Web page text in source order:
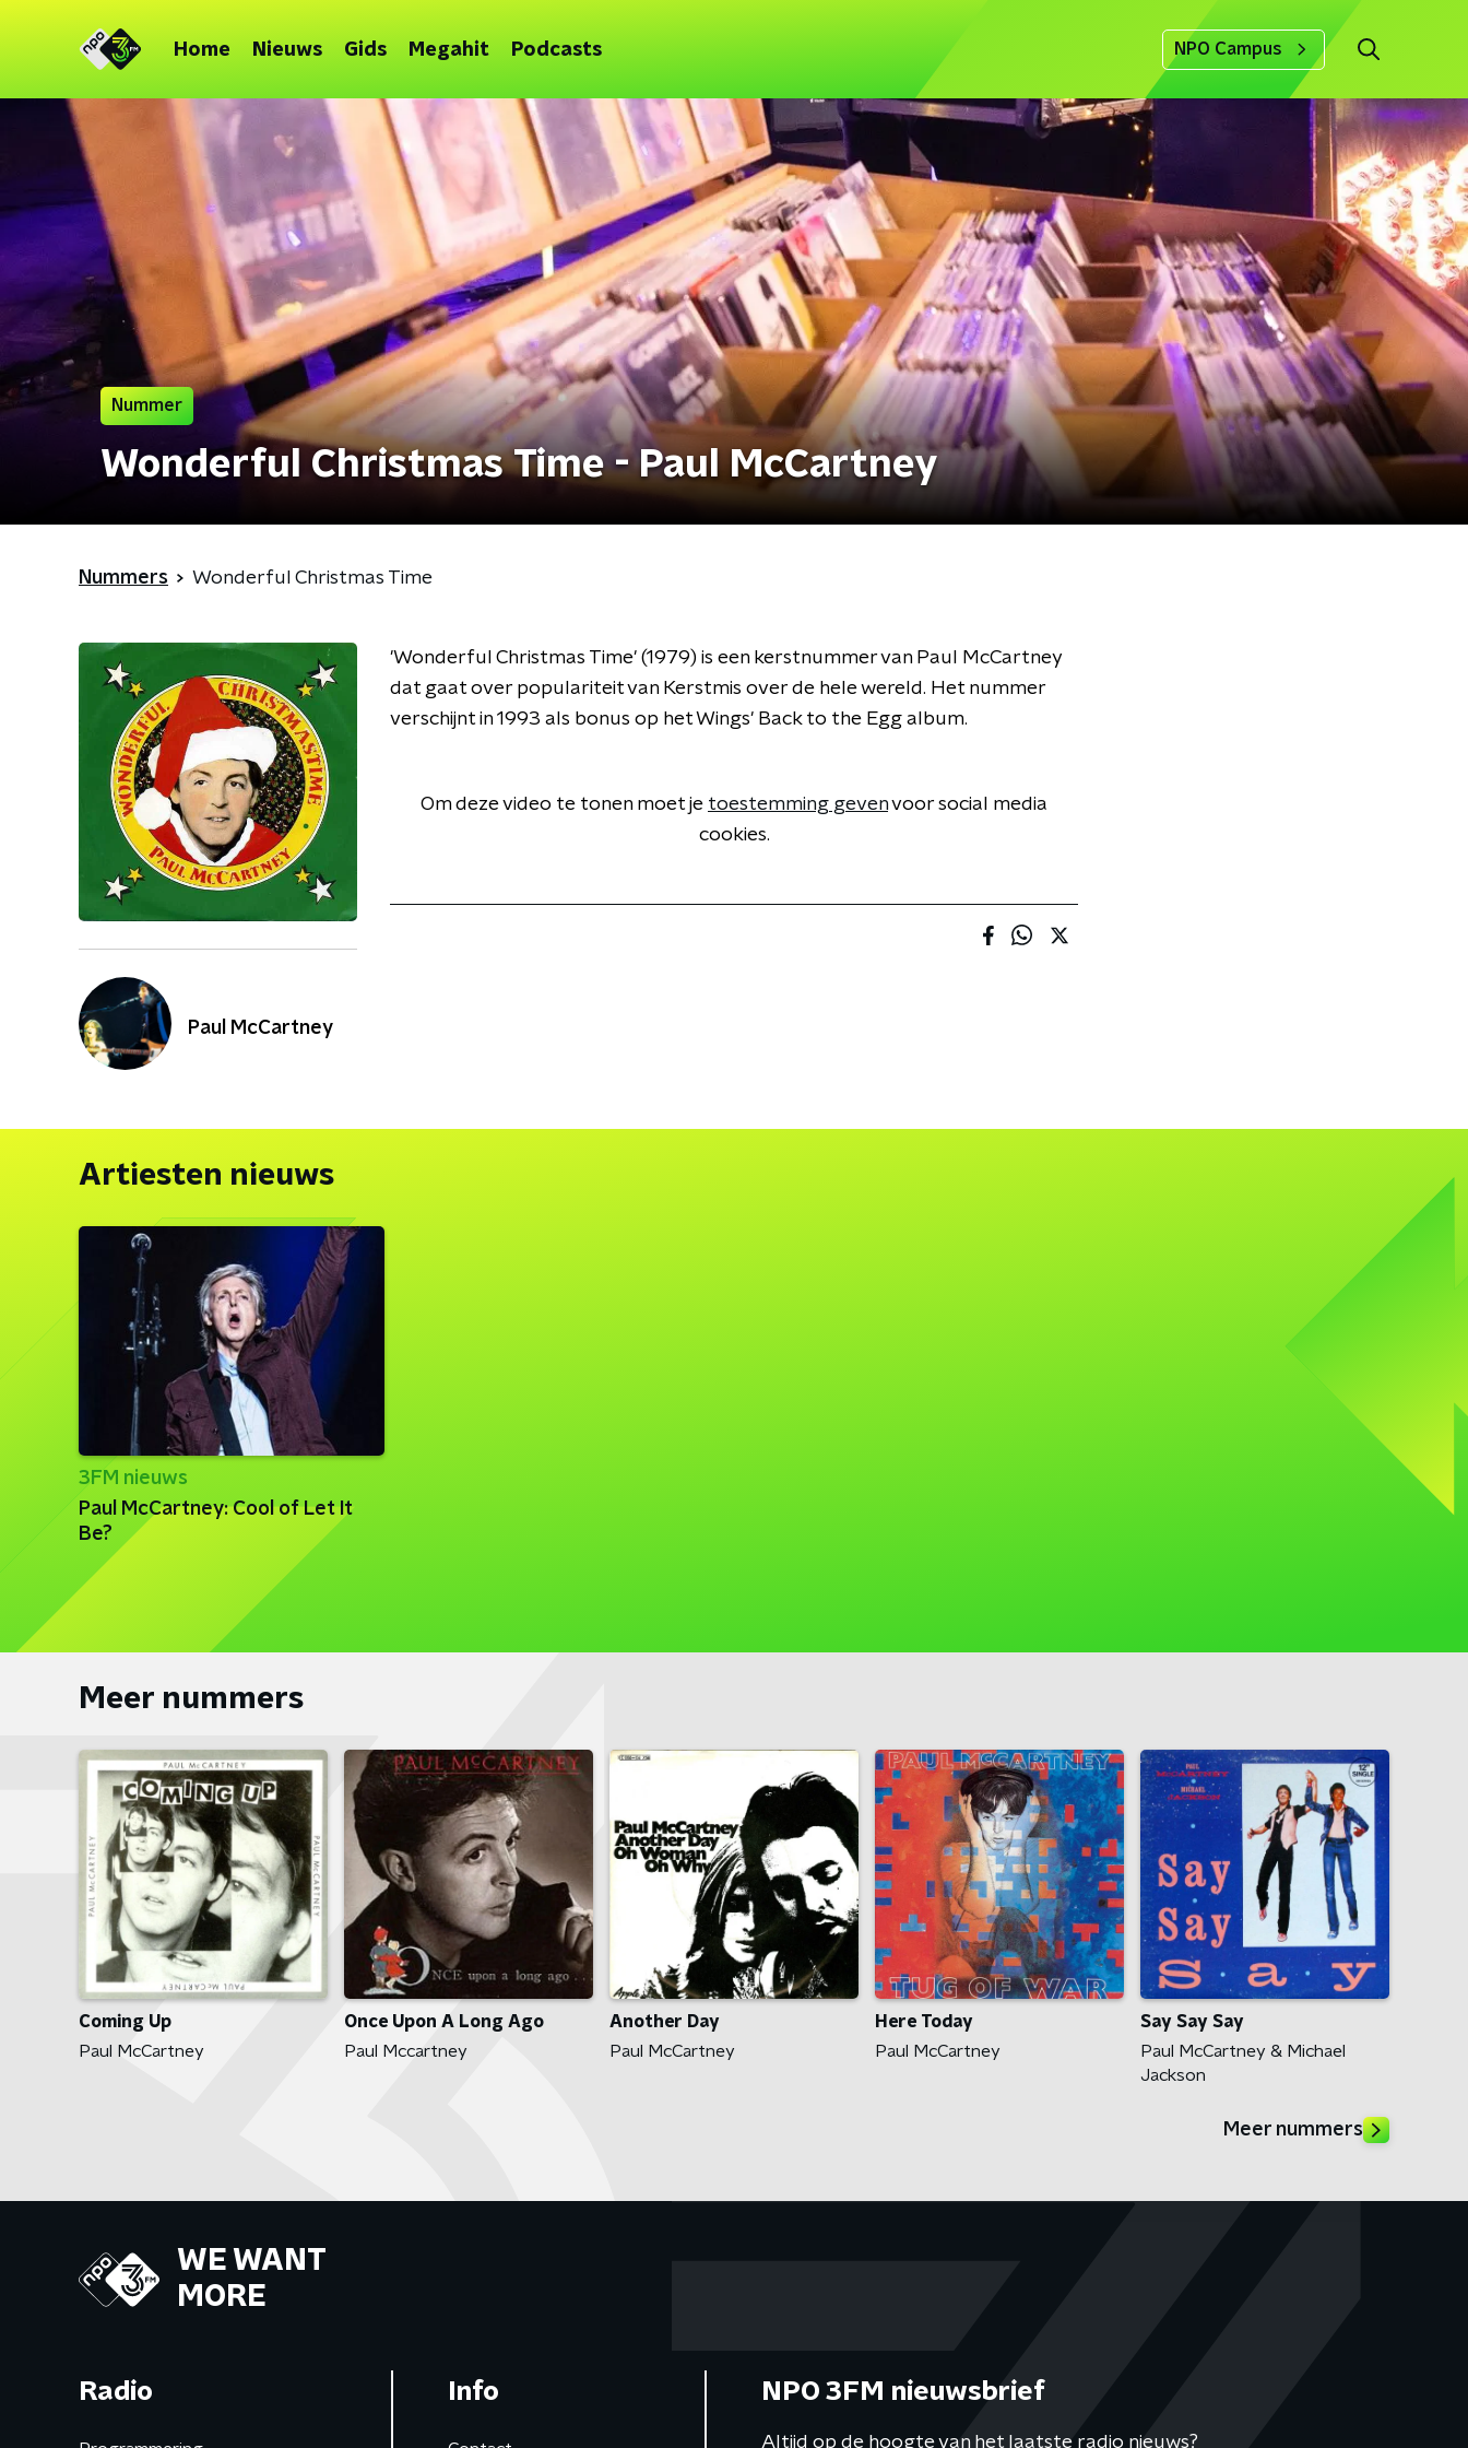
Home Nieuws Gids Megahit Podcasts NPO Campus
Nummer
Wonderful Christmas Time - Paul McCartney
Nummers Wonderful Christmas Time
Paul McCartney
'Wonderful Christmas Time' (1979) is een kerstnummer van Paul McCartney
dat gaat over populariteit van Kerstmis over de hele wereld. Het nummer
verschijnt in 1993 als bonus op het Wings' Back to the Egg album.
Om deze video te tonen moet je toestemming gevenvoor social media
cookies.
Artiesten nieuws
3FM nieuws
Paul McCartney: Cool of Let It
Be?
Meer nummers
Coming Up
Paul McCartney
Once Upon A Long Ago
Paul Mccartney
Another Day
Paul McCartney
Here Today
Paul McCartney
Say Say Say
Paul McCartney & Michael
Jackson
Meer nummers
WE WANT
MORE
Radio Info NPO 3FM nieuwsbrief
Altijd op de hoogte van het laatste radio nieuws?